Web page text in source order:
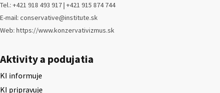
Tel.: +421 918 493 917 | +421 915 874 744
E-mail: conservative@institute.sk
Web: https://www.konzervativizmus.sk
Aktivity a podujatia
KI informuje
KI pripravuje